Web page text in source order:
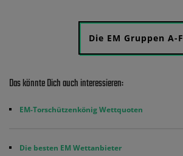
Die EM Gruppen A-F
Das könnte Dich auch interessieren:
EM-Torschützenkönig Wettquoten
Die besten EM Wettanbieter